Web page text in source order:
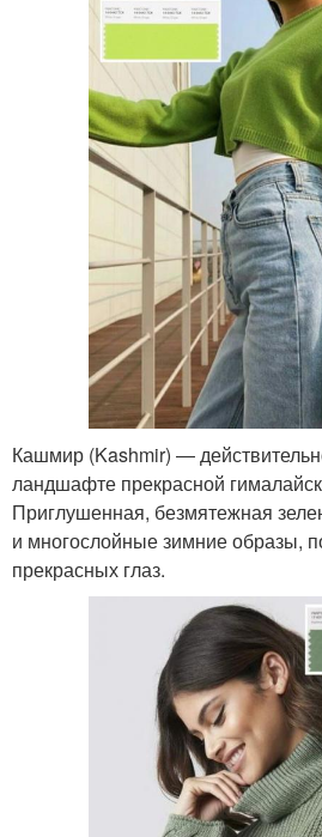
Кашмир (Kashmir) ―
ландшафте прекрасной
Приглушенная, безмятежная
и многослойные зимние образы,
прекрасных глаз.